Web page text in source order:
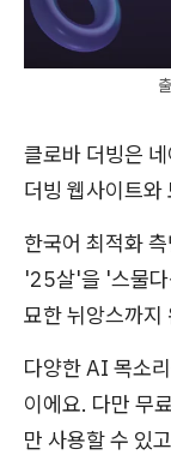
클로바 더빙은
더빙 웹사이트와
한국어 최적화
'25살'을 '스물다
묘한 뉘앙스까지
다양한 AI 목소
이에요. 다만 무
만 사용할 수 있